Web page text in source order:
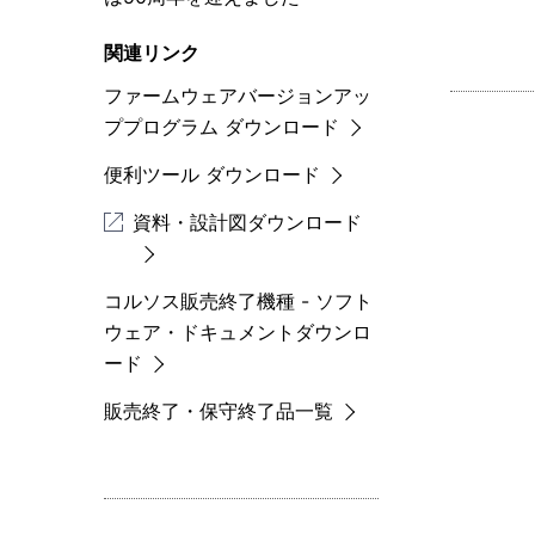
関連リンク
ファームウェアバージョンアッ
ププログラム ダウンロード
便利ツール ダウンロード
資料・設計図ダウンロード
コルソス販売終了機種 - ソフト
ウェア・ドキュメントダウンロ
ード
販売終了・保守終了品一覧